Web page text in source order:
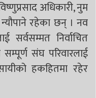
अधिकारी, नुम
रहेका छन् । नव
सर्वसम्मत निर्वाचित
संघ परिवारलाई
हकहितमा रहेर